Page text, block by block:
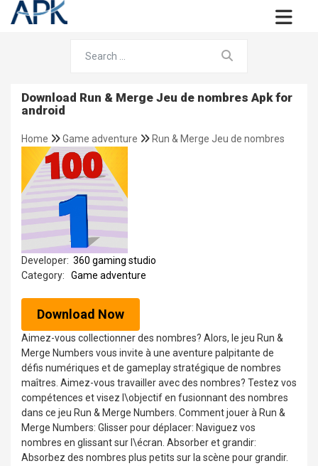
Download Run & Merge Jeu de nombres Apk for
android
Home Game adventure Run & Merge Jeu de nombres
Developer: 360 gaming studio
Category:
Game adventure
Download Now
Aimez-vous collectionner des nombres? Alors, le jeu Run &
Merge Numbers vous invite à une aventure palpitante de
défis numériques et de gameplay stratégique de nombres
maîtres. Aimez-vous travailler avec des nombres? Testez vos
compétences et visez l\objectif en fusionnant des nombres
dans ce jeu Run & Merge Numbers. Comment jouer à Run &
Merge Numbers: Glisser pour déplacer: Naviguez vos
nombres en glissant sur l\écran. Absorber et grandir:
Absorbez des nombres plus petits sur la scène pour grandir.